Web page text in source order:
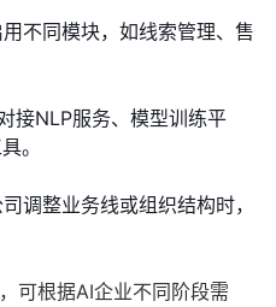
不同模块，如线索管理、售
接NLP服务、模型训练平
。
调整业务线或组织结构时，
可根据AI企业不同阶段需